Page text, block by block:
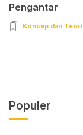
Pengantar
Konsep dan Teori
Populer